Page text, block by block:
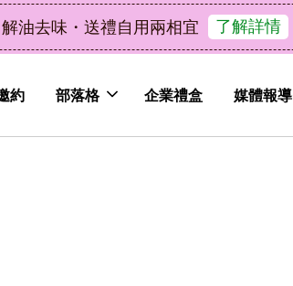
油去味・送禮自用兩相宜 了解詳情
約 部落格 企業禮盒 媒體報導